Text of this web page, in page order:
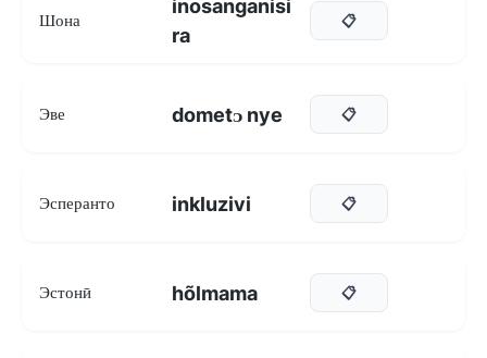
Шона
inosanganisi
ra
📋
Эве dometᴐ nye 📋
Эсперанто inkluzivi 📋
Эстонӣ hõlmama 📋